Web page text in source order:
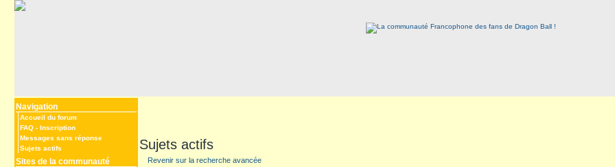
Navigation
Accueil du forum
FAQ - Inscription
Messages sans réponse
Sujets actifs
Sites de la communauté
Sujets actifs
Revenir sur la recherche avancée